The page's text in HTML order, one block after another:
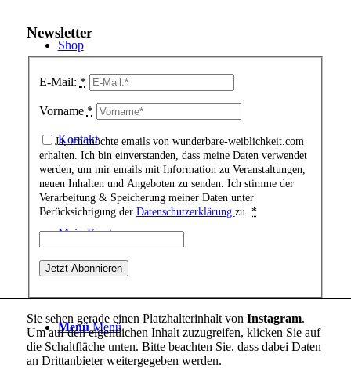
Shop
Kontakt
Mein Konto
Menü Menü
Newsletter
E-Mail: *
Vorname *
Ja, ich möchte emails von wunderbare-weiblichkeit.com
erhalten. Ich bin einverstanden, dass meine Daten verwendet
werden, um mir emails mit Information zu Veranstaltungen,
neuen Inhalten und Angeboten zu senden. Ich stimme der
Verarbeitung & Speicherung meiner Daten unter
Berücksichtigung der Datenschutzerklärung zu. *
Sie sehen gerade einen Platzhalterinhalt von Instagram.
Um auf den eigentlichen Inhalt zuzugreifen, klicken Sie auf
die Schaltfläche unten. Bitte beachten Sie, dass dabei Daten
an Drittanbieter weitergegeben werden.